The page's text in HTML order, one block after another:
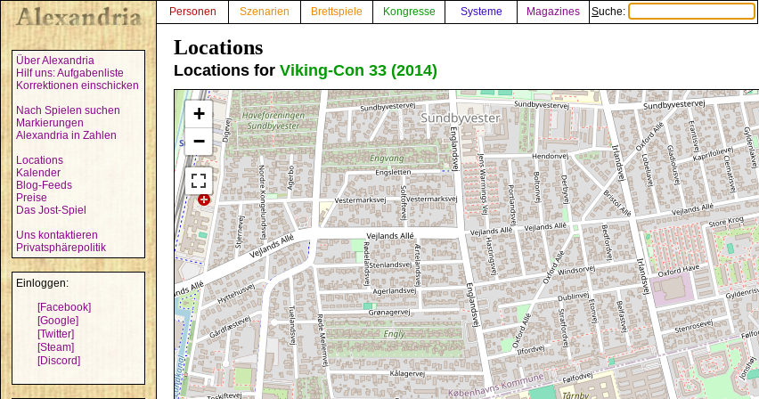
Über Alexandria
Hilf uns: Aufgabenliste
Korrektionen einschicken
Nach Spielen suchen
Markierungen
Alexandria in Zahlen
Locations
Kalender
Blog-Feeds
Preise
Das Jost-Spiel
Uns kontaktieren
Privatsphärepolitik
Einloggen:
[Facebook]
[Google]
[Twitter]
[Steam]
[Discord]
Personen Szenarien Brettspiele Kongresse Systeme Magazines Suche:
Locations
Locations for Viking-Con 33 (2014)
+
−